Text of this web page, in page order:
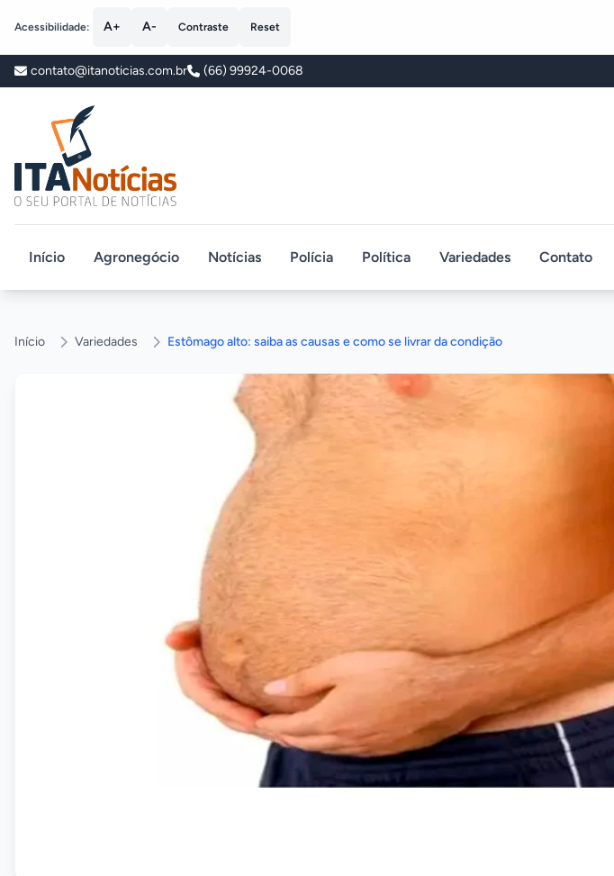
Acessibilidade: A+ A- Contraste Reset
contato@itanoticias.com.br (66) 99924-0068
ITA Notícias
Início Agronegócio Notícias Polícia Política Variedades Contato
Início Variedades Estômago alto: saiba as causas e como se livrar da condição